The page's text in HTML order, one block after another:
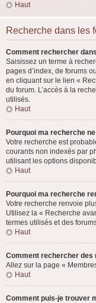
Haut
Recherche dans les
Comment rechercher
Saisissez un terme à
pages d’index, de forums
en cliquant sur le lien «
du forum. L’accès à la
utilisés.
Haut
Pourquoi ma recherche
Votre recherche est
courants non indexés par
utilisant les options
Haut
Pourquoi ma recherche
Votre recherche renvoie
Utilisez la « Recherche
termes utilisés et des
Haut
Comment rechercher des
Allez sur la page «
Haut
Comment puis-je trouver